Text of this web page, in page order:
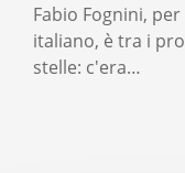
Fabio Fognini,
italiano, è tra i
stelle: c'era…